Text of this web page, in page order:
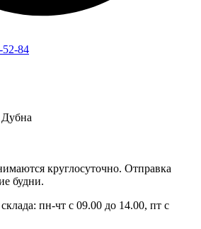
52-84
Дубна
круглосуточно. Отправка
будни.
пн-чт с 09.00 до 14.00, пт с